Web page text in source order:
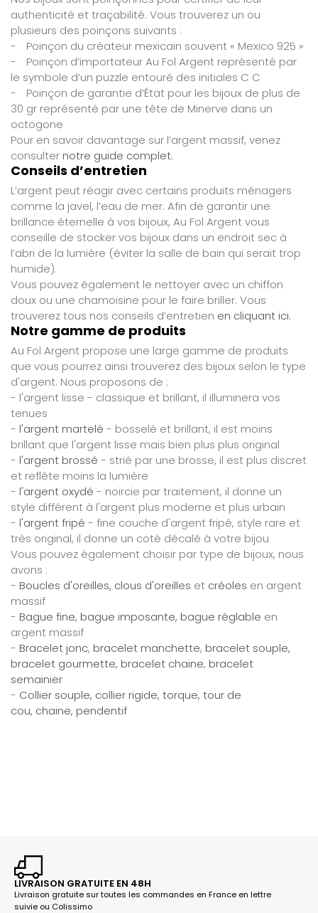
authenticité et traçabilité. Vous trouverez un ou
plusieurs des poinçons suivants :
-
Poinçon du créateur mexicain souvent « Mexico 925 »
-
Poinçon d’importateur Au Fol Argent représenté par
le symbole d’un puzzle entouré des initiales C C
-
Poinçon de garantie d’État pour les bijoux de plus de
30 gr représenté par une tête de Minerve dans un
octogone
Pour en savoir davantage sur l’argent massif, venez
consulter notre guide complet.
Conseils d’entretien
L’argent peut réagir avec certains produits ménagers
comme la javel, l’eau de mer. Afin de garantir une
brillance éternelle à vos bijoux, Au Fol Argent vous
conseille de stocker vos bijoux dans un endroit sec à
l’abri de la lumière (éviter la salle de bain qui serait trop
humide).
Vous pouvez également le nettoyer avec un chiffon
doux ou une chamoisine pour le faire briller. Vous
trouverez tous nos conseils d’entretien en cliquant ici.
Notre gamme de produits
Au Fol Argent propose une large gamme de produits
que vous pourrez ainsi trouverez des bijoux selon le type
d'argent. Nous proposons de :
- l'argent lisse - classique et brillant, il illuminera vos
tenues
- l'argent martelé - bosselé et brillant, il est moins
brillant que l'argent lisse mais bien plus plus original
- l'argent brossé - strié par une brosse, il est plus discret
et reflète moins la lumière
- l'argent oxydé - noircie par traitement, il donne un
style différent à l'argent plus moderne et plus urbain
- l'argent fripé - fine couche d'argent fripé, style rare et
très original, il donne un coté décalé à votre bijou
Vous pouvez également choisir par type de bijoux, nous
avons :
- Boucles d'oreilles, clous d'oreilles et créoles en argent
massif
- Bague fine, bague imposante, bague réglable en
argent massif
- Bracelet jonc, bracelet manchette, bracelet souple,
bracelet gourmette, bracelet chaine, bracelet
semainier
- Collier souple, collier rigide, torque, tour de
cou, chaine, pendentif
LIVRAISON GRATUITE EN 48H
Livraison gratuite sur toutes les commandes en France en lettre
suivie ou Colissimo